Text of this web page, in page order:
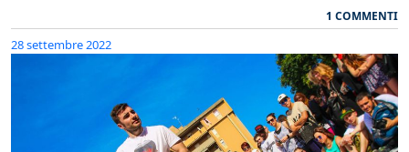
1 COMMENTI
28 settembre 2022